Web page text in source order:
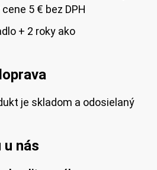
5 € bez DPH
+ 2 roky ako
je skladom a odosielaný
u nás